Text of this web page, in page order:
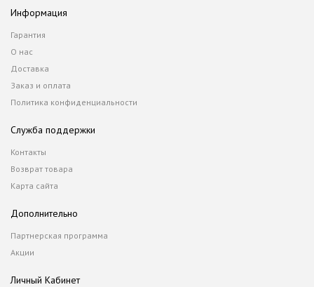
Информация
Гарантия
О нас
Доставка
Заказ и оплата
Политика конфиденциальности
Служба поддержки
Контакты
Возврат товара
Карта сайта
Дополнительно
Партнерская программа
Акции
Личный Кабинет